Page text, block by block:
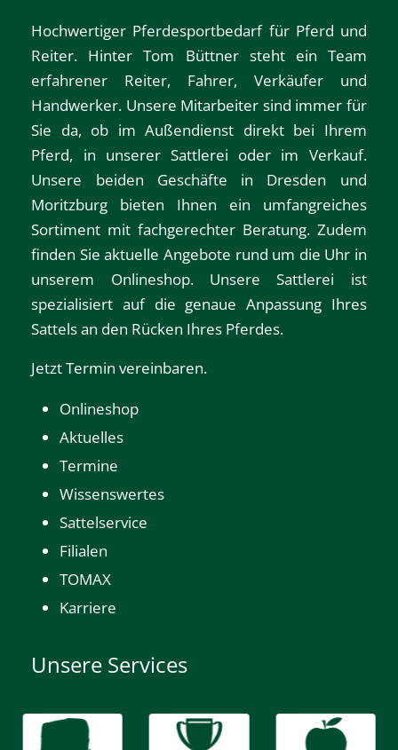
Hochwertiger Pferdesportbedarf für Pferd und
Reiter. Hinter Tom Büttner steht ein Team
erfahrener Reiter, Fahrer, Verkäufer und
Handwerker. Unsere Mitarbeiter sind immer für
Sie da, ob im Außendienst direkt bei Ihrem
Pferd, in unserer Sattlerei oder im Verkauf.
Unsere beiden Geschäfte in Dresden und
Moritzburg bieten Ihnen ein umfangreiches
Sortiment mit fachgerechter Beratung. Zudem
finden Sie aktuelle Angebote rund um die Uhr in
unserem Onlineshop. Unsere Sattlerei ist
spezialisiert auf die genaue Anpassung Ihres
Sattels an den Rücken Ihres Pferdes.
Jetzt Termin vereinbaren.
Onlineshop
Aktuelles
Termine
Wissenswertes
Sattelservice
Filialen
TOMAX
Karriere
Unsere Services